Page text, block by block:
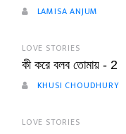
LAMISA ANJUM
LOVE STORIES
কী করে বলব তোমায় - 2
KHUSI CHOUDHURY
LOVE STORIES